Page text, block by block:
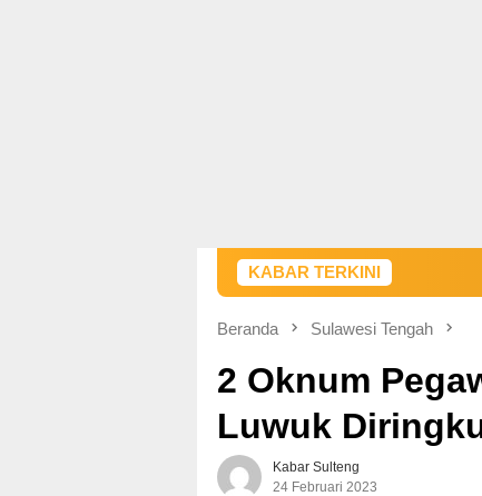
KABAR TERKINI
Beranda Sulawesi Tengah
2 Oknum
Luwuk
Kabar Sulteng
24 Februari 2023